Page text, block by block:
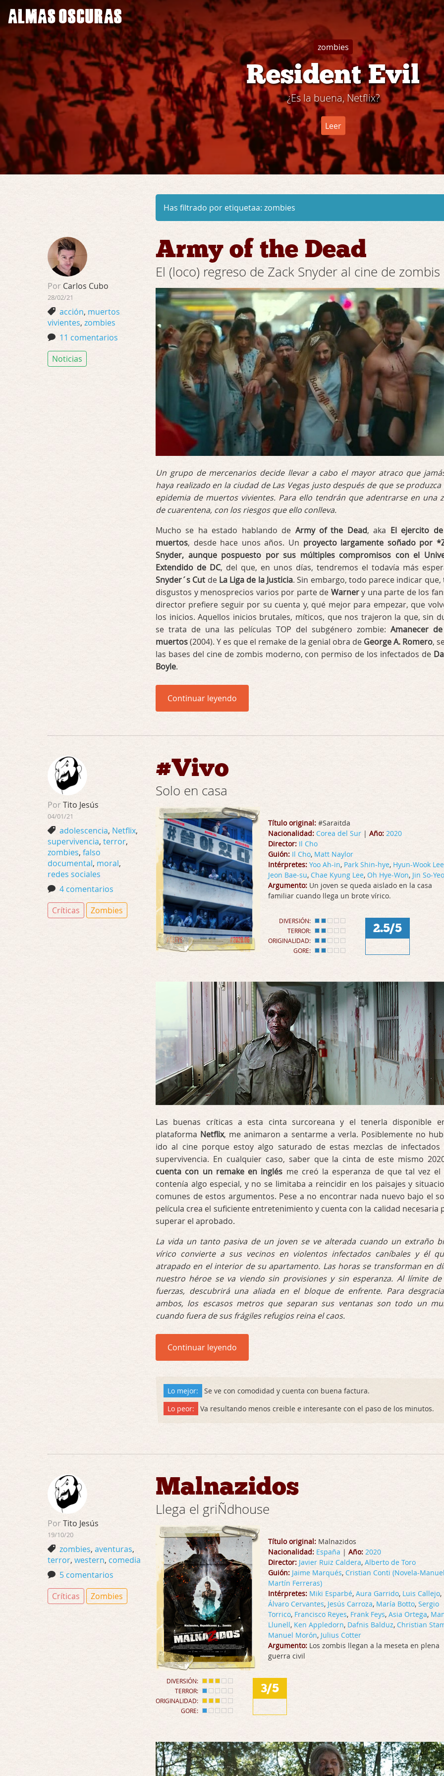
zombies
Resident Evil
¿Es la buena, Netflix?
Leer
Has filtrado por etiquetaa: zombies
Army of the Dead
El (loco) regreso de Zack Snyder al cine de zombis
Un grupo de mercenarios decide llevar a cabo el mayor atraco que
haya realizado en la ciudad de Las Vegas justo después de que se produzca
epidemia de muertos vivientes. Para ello tendrán que adentrarse en una
de cuarentena, con los riesgos que ello conlleva.
Mucho se ha estado hablando de Army of the Dead, aka El ejercito
muertos, desde hace unos años. Un proyecto largamente soñado por
Snyder, aunque pospuesto por sus múltiples compromisos con el
Extendido de DC, del que, en unos días, tendremos el todavía más
Snyder´s Cut de La Liga de la Justicia. Sin embargo, todo parece indicar que,
disgustos y menosprecios varios por parte de Warnery una parte de los
director prefiere seguir por su cuenta y, qué mejor para empezar, que
los inicios. Aquellos inicios brutales, míticos, que nos trajeron la que, sin
se trata de una las películas TOP del subgénero zombie: Amanecer
muertos(2004). Y es que el remake de la genial obra de George A. Romero,
las bases del cine de zombis moderno, con permiso de los infectados de
Boyle.
Continuar leyendo
Por Carlos Cubo
28/02/21
acción, muertos
vivientes, zombies
11 comentarios
Noticias
#Vivo
Solo en casa
Título original: #Saraitda
Nacionalidad: Corea del Sur | Año: 2020
Director: Il Cho
Guión: Il Cho, Matt Naylor
Intérpretes: Yoo Ah-in, Park Shin-hye, Hyun-Wook Lee
Jeon Bae-su, Chae Kyung Lee, Oh Hye-Won, Jin So-
Argumento: Un joven se queda aislado en la casa
familiar cuando llega un brote vírico.
DIVERSIÓN:
TERROR:
ORIGINALIDAD:
GORE:
2.5/5
Las buenas críticas a esta cinta surcoreana y el tenerla disponible
plataforma Netflix, me animaron a sentarme a verla. Posiblemente no
ido al cine porque estoy algo saturado de estas mezclas de infectados
supervivencia. En cualquier caso, saber que la cinta de este mismo
cuenta con un remake en inglés me creó la esperanza de que tal vez el
contenía algo especial, y no se limitaba a reincidir en los paisajes y
comunes de estos argumentos. Pese a no encontrar nada nuevo bajo el
película crea el suficiente entretenimiento y cuenta con la calidad necesaria
superar el aprobado.
La vida un tanto pasiva de un joven se ve alterada cuando un extraño
vírico convierte a sus vecinos en violentos infectados caníbales y él
atrapado en el interior de su apartamento. Las horas se transforman en
nuestro héroe se va viendo sin provisiones y sin esperanza. Al límite de
fuerzas, descubrirá una aliada en el bloque de enfrente. Para
ambos, los escasos metros que separan sus ventanas son todo un
cuando fuera de sus frágiles refugios reina el caos.
Continuar leyendo
Lo mejor:
Se ve con comodidad y cuenta con buena factura.
Lo peor:
Va resultando menos creible e interesante con el paso de los minutos.
PorTito Jesús
04/01/21
adolescencia, Netflix,
supervivencia, terror,
zombies, falso
documental, moral,
redes sociales
4 comentarios
Críticas
Zombies
Malnazidos
Llega el griÑdhouse
Título original: Malnazidos
Nacionalidad: España | Año: 2020
Director: Javier Ruiz Caldera, Alberto de Toro
Guión: Jaime Marqués, Cristian Conti (Novela-Manuel
Martín Ferreras)
Intérpretes: Miki Esparbé, Aura Garrido, Luis Callejo,
Álvaro Cervantes, Jesús Carroza, María Botto, Sergio
Torrico, Francisco Reyes, Frank Feys, Asia Ortega,
Llunell, Ken Appledorn, Dafnis Balduz, Christian
Manuel Morón, Julius Cotter
Argumento: Los zombis llegan a la meseta en plena
guerra civil
DIVERSIÓN:
TERROR:
ORIGINALIDAD:
GORE:
3/5
PorTito Jesús
19/10/20
zombies, aventuras,
terror, western, comedia
5 comentarios
Críticas
Zombies